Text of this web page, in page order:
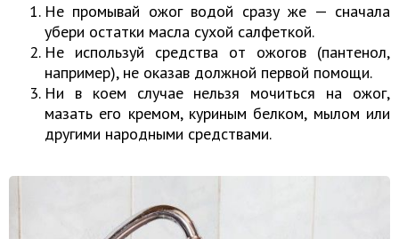
Не промывай ожог водой сразу же — сначала
убери остатки масла сухой салфеткой.
Не используй средства от ожогов (пантенол,
например), не оказав должной первой помощи.
Ни в коем случае нельзя мочиться на ожог,
мазать его кремом, куриным белком, мылом или
другими народными средствами.